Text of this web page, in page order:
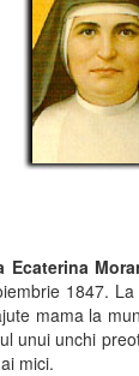
1847.
mama la
unui unchi
mici.